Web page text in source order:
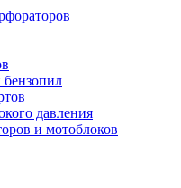
бензопил
давления
и мотоблоков